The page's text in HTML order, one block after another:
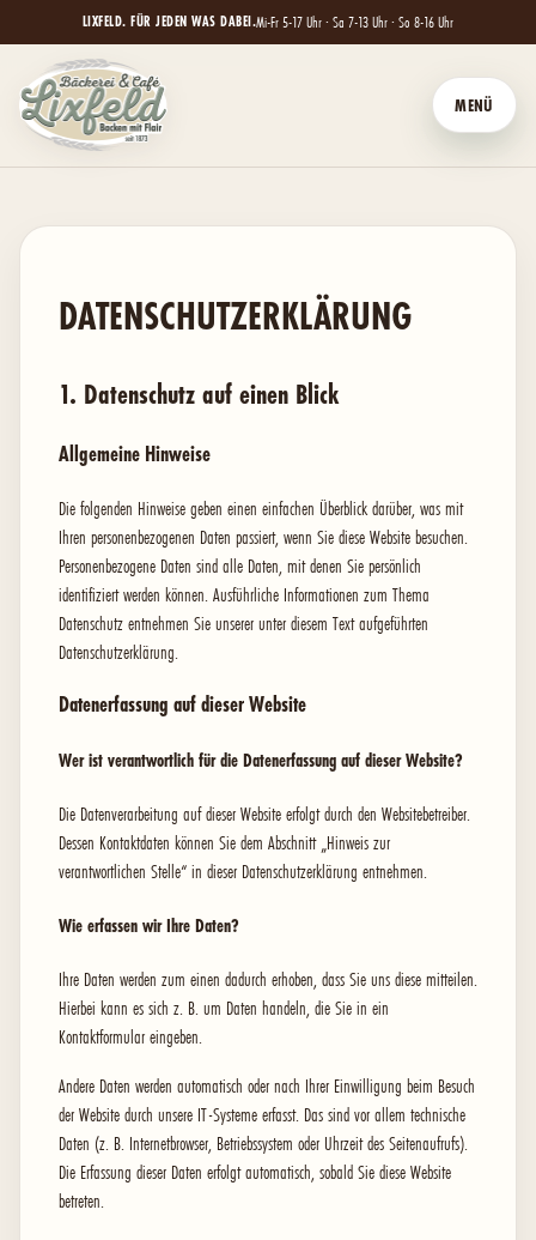
Mi-Fr 5-17 Uhr · Sa 7-13 Uhr · So 8-16 Uhr
MENÜ
DATENSCHUTZ­ERKLÄRUNG
1. Datenschutz auf einen Blick
Allgemeine Hinweise
Die folgenden Hinweise geben einen einfachen Überblick darüber, was mit
Ihren personenbezogenen Daten passiert, wenn Sie diese Website besuchen.
Personenbezogene Daten sind alle Daten, mit denen Sie persönlich
identifiziert werden können. Ausführliche Informationen zum Thema
Datenschutz entnehmen Sie unserer unter diesem Text aufgeführten
Datenschutzerklärung.
Datenerfassung auf dieser Website
Wer ist verantwortlich für die Datenerfassung auf dieser Website?
Die Datenverarbeitung auf dieser Website erfolgt durch den Websitebetreiber.
Dessen Kontaktdaten können Sie dem Abschnitt „Hinweis zur
verantwortlichen Stelle“ in dieser Datenschutzerklärung entnehmen.
Wie erfassen wir Ihre Daten?
Ihre Daten werden zum einen dadurch erhoben, dass Sie uns diese mitteilen.
Hierbei kann es sich z. B. um Daten handeln, die Sie in ein
Kontaktformular eingeben.
Andere Daten werden automatisch oder nach Ihrer Einwilligung beim Besuch
der Website durch unsere IT-Systeme erfasst. Das sind vor allem technische
Daten (z. B. Internetbrowser, Betriebssystem oder Uhrzeit des Seitenaufrufs).
Die Erfassung dieser Daten erfolgt automatisch, sobald Sie diese Website
betreten.